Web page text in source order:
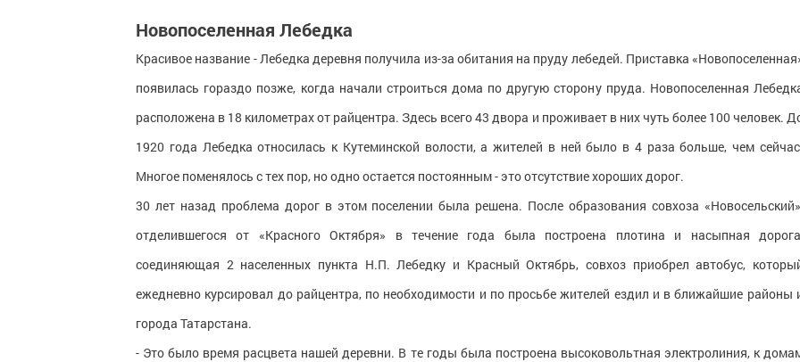
Новопоселенная Лебедка
Красивое название - Лебедка деревня получила из-за обитания на пруду лебедей. Приставка
появилась гораздо позже, когда начали строиться дома по другую сторону пруда. Новопоселенная
расположена в 18 километрах от райцентра. Здесь всего 43 двора и проживает в них чуть более 100 человек.
1920 года Лебедка относилась к Кутеминской волости, а жителей в ней было в 4 раза больше, чем
Многое поменялось с тех пор, но одно остается постоянным - это отсутствие хороших дорог.
30 лет назад проблема дорог в этом поселении была решена. После образования совхоза
отделившегося от «Красного Октября» в течение года была построена плотина и насыпная
соединяющая 2 населенных пункта Н.П. Лебедку и Красный Октябрь, совхоз приобрел автобус,
ежедневно курсировал до райцентра, по необходимости и по просьбе жителей ездил и в ближайшие районы
города Татарстана.
- Это было время расцвета нашей деревни. В те годы была построена высоковольтная электролиния, к